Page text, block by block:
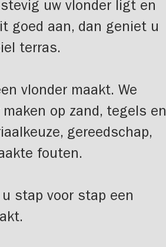
uw vlonder ligt en
goed aan, dan geniet u
terras.
vlonder maakt. We
op zand, tegels en
gereedschap,
fouten.
stap voor stap een